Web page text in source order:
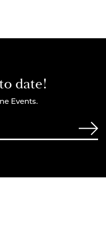
date!
Events.